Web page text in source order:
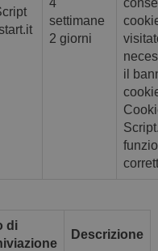
4
settimane
2 giorni
il
di
Descrizione